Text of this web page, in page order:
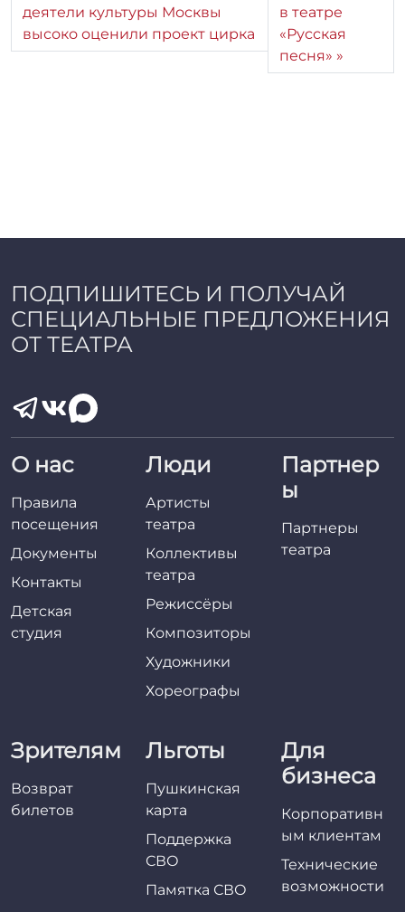
деятели культуры Москвы
высоко оценили проект цирка
в театре
«Русская
песня»
ПОДПИШИТЕСЬ И ПОЛУЧАЙ
СПЕЦИАЛЬНЫЕ ПРЕДЛОЖЕНИЯ
ОТ ТЕАТРА
О нас
Правила
посещения
Документы
Контакты
Детская
студия
Люди
Артисты
театра
Коллективы
театра
Режиссёры
Композиторы
Художники
Хореографы
Партнер
ы
Партнеры
театра
Зрителям
Возврат
билетов
Льготы
Пушкинская
карта
Поддержка
СВО
Памятка СВО
Для
бизнеса
Корпоративн
ым клиентам
Технические
возможности